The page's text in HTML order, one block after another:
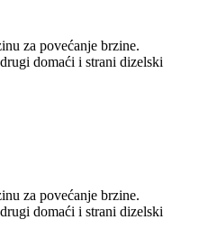
za povećanje brzine.
domaći i strani dizelski
za povećanje brzine.
domaći i strani dizelski